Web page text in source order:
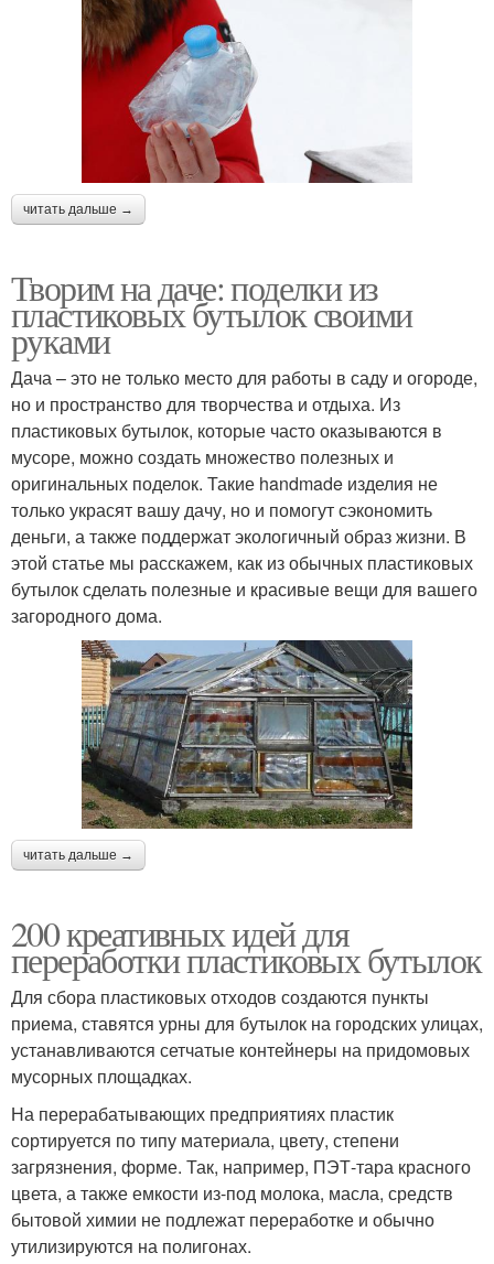
читать дальше →
Творим на даче: поделки из
пластиковых бутылок своими
руками
Дача – это не только место для работы в саду и огороде,
но и пространство для творчества и отдыха. Из
пластиковых бутылок, которые часто оказываются в
мусоре, можно создать множество полезных и
оригинальных поделок. Такие handmade изделия не
только украсят вашу дачу, но и помогут сэкономить
деньги, а также поддержат экологичный образ жизни. В
этой статье мы расскажем, как из обычных пластиковых
бутылок сделать полезные и красивые вещи для вашего
загородного дома.
читать дальше →
200 креативных идей для
переработки пластиковых бутылок
Для сбора пластиковых отходов создаются пункты
приема, ставятся урны для бутылок на городских улицах,
устанавливаются сетчатые контейнеры на придомовых
мусорных площадках.
На перерабатывающих предприятиях пластик
сортируется по типу материала, цвету, степени
загрязнения, форме. Так, например, ПЭТ-тара красного
цвета, а также емкости из-под молока, масла, средств
бытовой химии не подлежат переработке и обычно
утилизируются на полигонах.